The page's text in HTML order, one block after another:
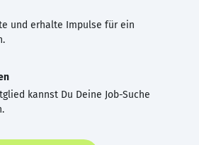
und erhalte Impulse für ein
kannst Du Deine Job-Suche